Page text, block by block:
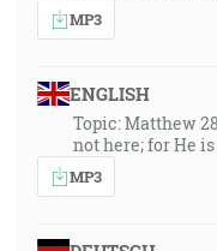
MP3
ENGLISH
Topic: Matthew
not here; for He
MP3